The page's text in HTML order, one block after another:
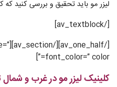
لیزر مو باید تحقیق و بررسی کنید
[/av_textblock]
font_color=” color=”]
کلینیک لیزر مو در غرب و شمال